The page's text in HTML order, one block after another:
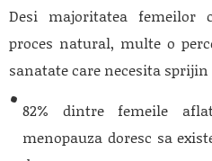
Desi majoritatea femeilor
proces natural, multe o
sanatate care necesita
82% dintre femeile
menopauza doresc sa